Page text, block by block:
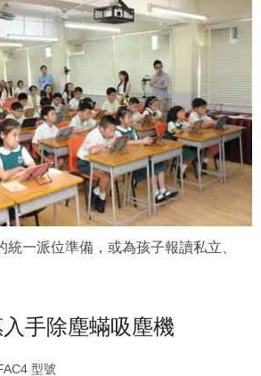
統一派位準備，或為孩子報讀私立、
手除塵蟎吸塵機
型號